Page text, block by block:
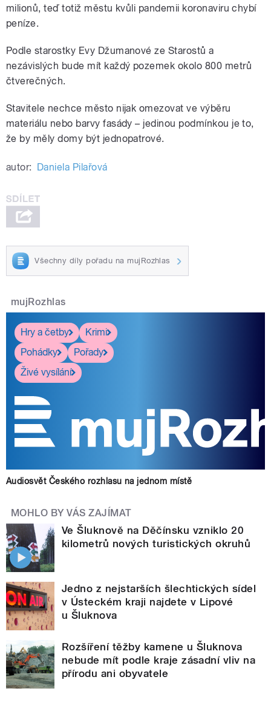
milionů, teď totiž městu kvůli pandemii koronaviru chybí
peníze.
Podle starostky Evy Džumanové ze Starostů a
nezávislých bude mít každý pozemek okolo 800 metrů
čtverečných.
Stavitele nechce město nijak omezovat ve výběru
materiálu nebo barvy fasády – jedinou podmínkou je to,
že by měly domy být jednopatrové.
autor: Daniela Pilařová
Všechny díly pořadu na mujRozhlas
mujRozhlas
Hry a četby
Krimi
Pohádky
Pořady
Živé vysílání
Audiosvět Českého rozhlasu na jednom místě
MOHLO BY VÁS ZAJÍMAT
Ve Šluknově na Děčínsku vzniklo 20
kilometrů nových turistických okruhů
Jedno z nejstarších šlechtických sídel
v Ústeckém kraji najdete v Lipové
u Šluknova
Rozšíření těžby kamene u Šluknova
nebude mít podle kraje zásadní vliv na
přírodu ani obyvatele